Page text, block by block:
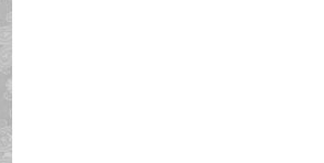
- Hà Giang.